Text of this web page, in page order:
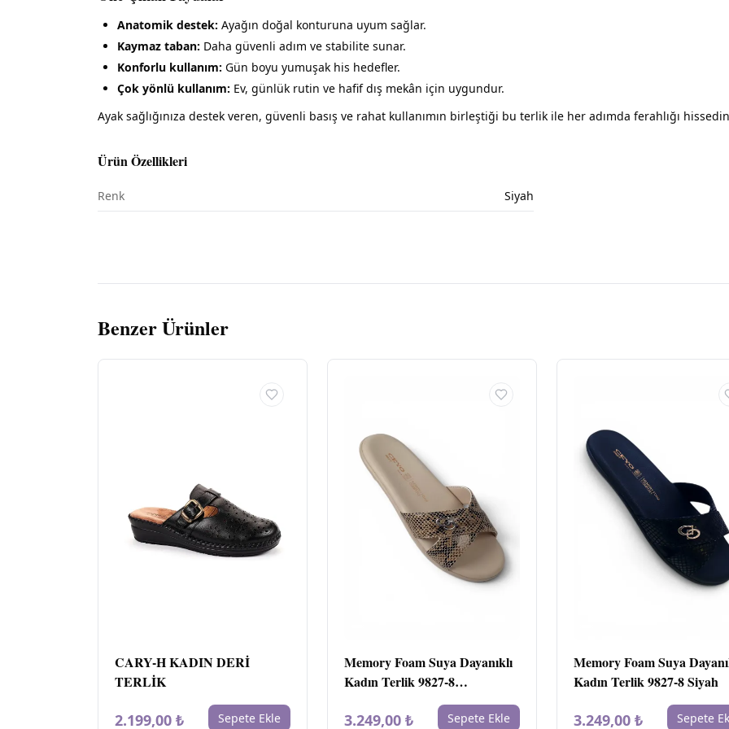
Anatomik destek: Ayağın doğal konturuna uyum sağlar.
Kaymaz taban: Daha güvenli adım ve stabilite sunar.
Konforlu kullanım: Gün boyu yumuşak his hedefler.
Çok yönlü kullanım: Ev, günlük rutin ve hafif dış mekân için uygundur.
Ayak sağlığınıza destek veren, güvenli basış ve rahat kullanımın birleştiği bu terlik ile her adımda ferahlığı
Ürün Özellikleri
Renk Siyah
Benzer Ürünler
CARY-H KADIN DERİ
TERLİK
2.199,00 ₺ Sepete Ekle
Memory Foam Suya Dayanıklı
Kadın Terlik 9827-8
3.249,00 ₺ Sepete Ekle
Memory Foam Suya
Kadın Terlik 9827-8 Siyah
3.249,00 ₺ Sepete